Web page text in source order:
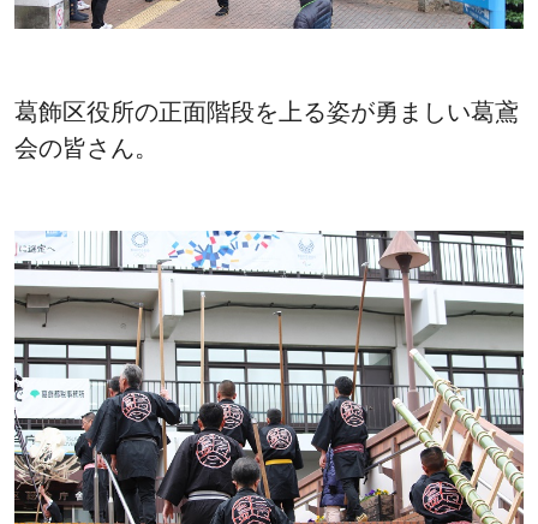
葛飾区役所の正面階段を上る姿が勇ましい葛鳶
会の皆さん。